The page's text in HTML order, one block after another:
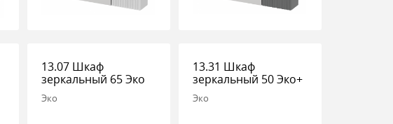
13.07 Шкаф
зеркальный 65 Эко
Эко
13.31 Шкаф
зеркальный 50 Эко+
Эко